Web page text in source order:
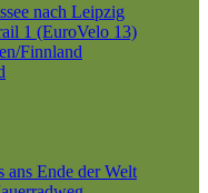
nach Leipzig
1 (EuroVelo 13)
Finnland
ans Ende der Welt